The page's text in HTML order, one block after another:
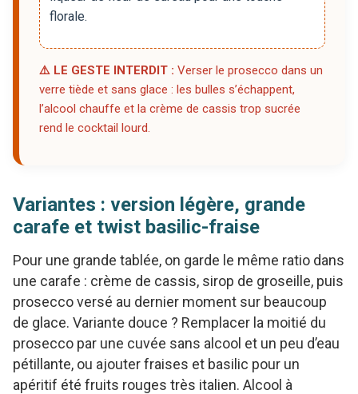
florale.
⚠️ LE GESTE INTERDIT : Verser le prosecco dans un
verre tiède et sans glace : les bulles s’échappent,
l’alcool chauffe et la crème de cassis trop sucrée
rend le cocktail lourd.
Variantes : version légère, grande
carafe et twist basilic-fraise
Pour une grande tablée, on garde le même ratio dans
une carafe : crème de cassis, sirop de groseille, puis
prosecco versé au dernier moment sur beaucoup
de glace. Variante douce ? Remplacer la moitié du
prosecco par une cuvée sans alcool et un peu d’eau
pétillante, ou ajouter fraises et basilic pour un
apéritif été fruits rouges très italien. Alcool à